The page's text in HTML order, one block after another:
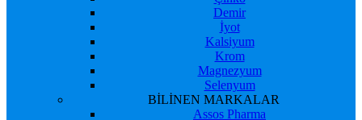
Demir
İyot
Kalsiyum
Krom
Magnezyum
Selenyum
BİLİNEN MARKALAR
Assos Pharma